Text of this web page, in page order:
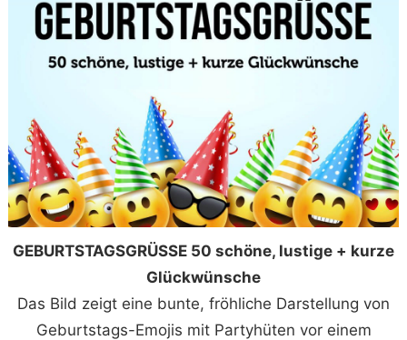
GEBURTSTAGSGRÜSSE 50 schöne, lustige + kurze
Glückwünsche
Das Bild zeigt eine bunte, fröhliche Darstellung von
Geburtstags-Emojis mit Partyhüten vor einem